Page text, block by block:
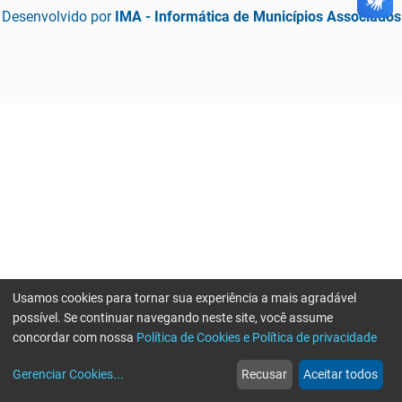
Desenvolvido por IMA - Informática de Municípios Associados
web
Notícias
more_horiz
Mais
Usamos cookies para tornar sua experiência a mais agradável
possível. Se continuar navegando neste site, você assume
concordar com nossa Política de Cookies e Política de privacidade
Gerenciar Cookies... Recusar Aceitar todos